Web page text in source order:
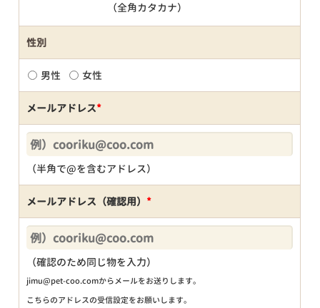
（全角カタカナ）
性別
男性 女性
メールアドレス*
（半角で@を含むアドレス）
メールアドレス（確認用） *
（確認のため同じ物を入力）
jimu@pet-coo.comからメールをお送りします。
こちらのアドレスの受信設定をお願いします。